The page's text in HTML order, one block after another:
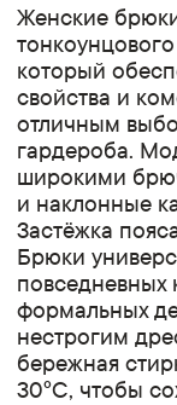
Женские
который
свойства и
отличным
гардероба.
широкими
и наклонные
Застёжка
Брюки
повседневных
формальных
нестрогим
бережная
30°C, чтобы